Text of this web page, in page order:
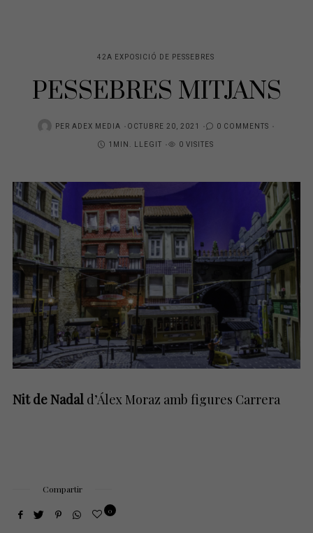
42A EXPOSICIÓ DE PESSEBRES
PESSEBRES MITJANS
PER ADEX MEDIA
POSTED
ON
OCTUBRE 20, 2021
0 COMMENTS
1MIN. LLEGIT
0 VISITES
Nit de Nadal d’Álex Moraz amb figures Carrera
Compartir
0